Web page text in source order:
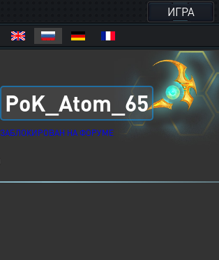
ИГРА
PoK_Atom_65
ЗАБЛОКИРОВАН НА ФОРУМЕ